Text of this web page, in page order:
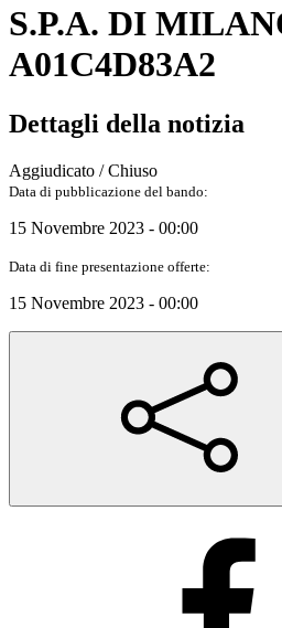
S.P.A. DI
A01C4D83A2
Dettagli della notizia
Aggiudicato / Chiuso
Data di pubblicazione del bando:
15 Novembre 2023 - 00:00
Data di fine presentazione offerte:
15 Novembre 2023 - 00:00